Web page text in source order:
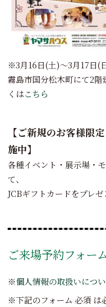
※3月16日(土)～3月17日(
霧島市国分松木町にて2階
くはこちら
【ご新規のお客様限
施中】
各種イベント・展示場・
て、
JCBギフトカードをプレ
ご来場予約フォー
※個人情報の取扱いにつ
※下記のフォーム 必須 は